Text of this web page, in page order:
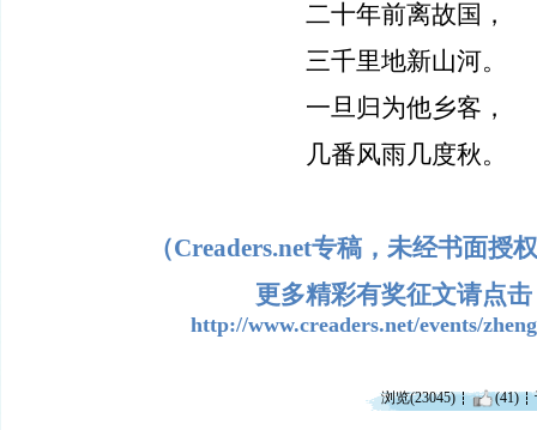
二十年前离故国，
三千里地新山河。
一旦归为他乡客，
几番风雨几度秋。
（Creaders.net专稿，未经书面授
更多精彩有奖征文请点
http://www.creaders.net/events/
浏览(23045) (41)